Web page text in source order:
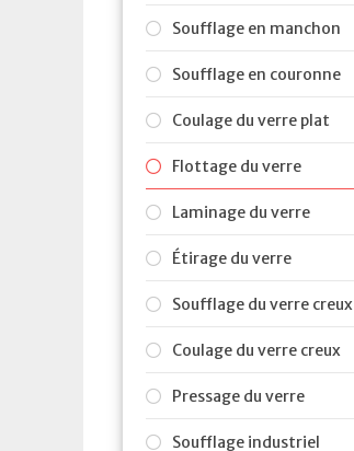
Soufflage en manchon
Soufflage en couronne
Coulage du verre plat
Flottage du verre
Laminage du verre
Étirage du verre
Soufflage du verre creux
Coulage du verre creux
Pressage du verre
Soufflage industriel